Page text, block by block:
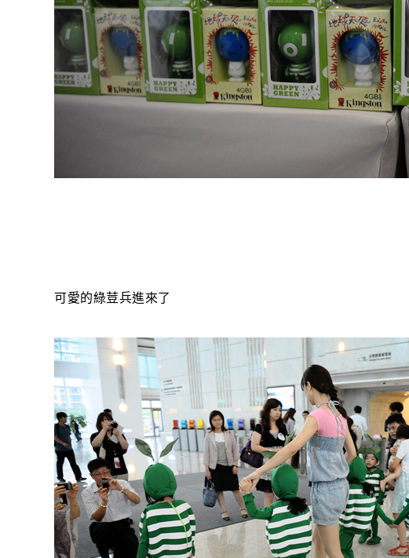
可愛的綠荳兵進來了